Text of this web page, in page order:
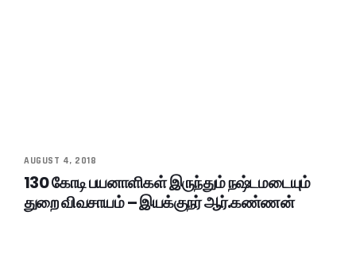
AUGUST 4, 2018
130 கோடி பயனாளிகள் இருந்தும் நஷ்டமடையும்
துறை விவசாயம் – இயக்குநர் ஆர்.கண்ணன்